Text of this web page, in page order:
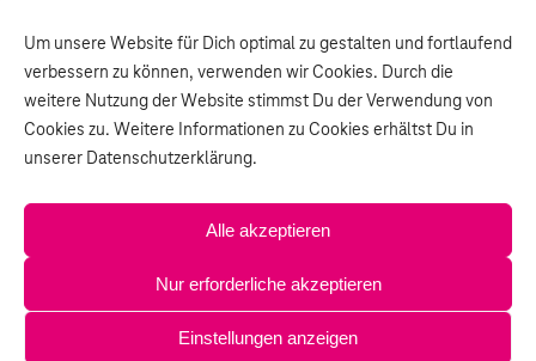
Um unsere Website für Dich optimal zu gestalten und fortlaufend
verbessern zu können, verwenden wir Cookies. Durch die
weitere Nutzung der Website stimmst Du der Verwendung von
Cookies zu. Weitere Informationen zu Cookies erhältst Du in
unserer Datenschutzerklärung.
Alle akzeptieren
Nur erforderliche akzeptieren
Einstellungen anzeigen
dabei um Änderungen handelt, die sich auf eine von Ihnen
erteilte Einwilligung auswirken könnten, werden wir Sie darüber
gesondert informieren.
Impressum
Datenschutz